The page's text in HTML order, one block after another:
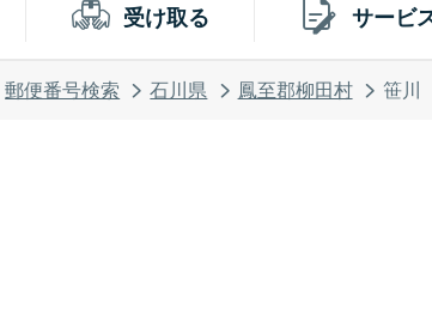
受け取る サービ
郵便番号検索 石川県 鳳至郡柳田村 笹川